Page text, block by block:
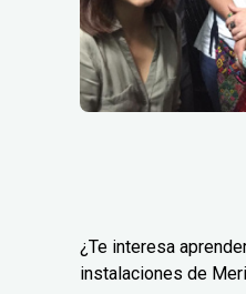
¿Te interesa
instalaciones de